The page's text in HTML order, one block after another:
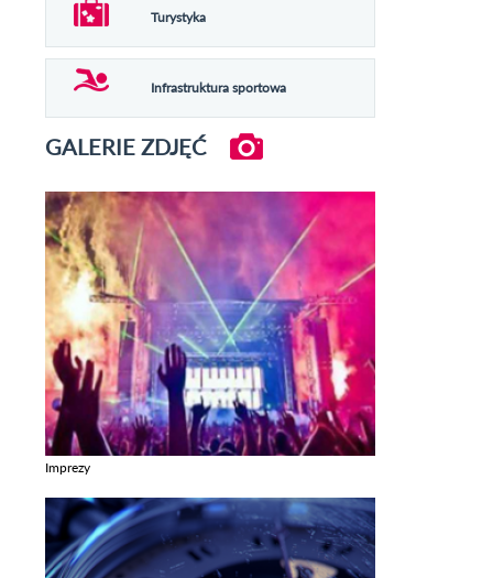
Turystyka
Infrastruktura sportowa
GALERIE ZDJĘĆ
Imprezy